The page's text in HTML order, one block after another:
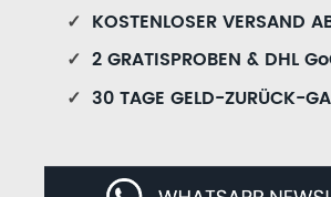
✓ KOSTENLOSER VERSAND
✓ 2 GRATISPROBEN & DHL
✓ 30 TAGE GELD-ZURÜCK-